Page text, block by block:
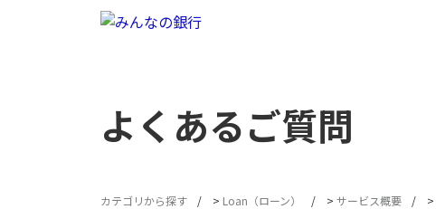
よくあるご質問
カテゴリから探す > Loan（ローン） > サービス概要 >